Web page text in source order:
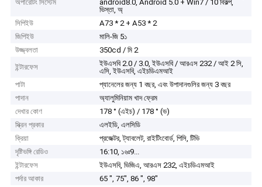
অপারেটিং সিস্টেম
android8.0, Android 5.0 + Win7 / 10 বিকল্প,
ভিস্তা, অ্
সিপিইউ
A73 * 2 + A53 * 2
জিপিইউ
মালি-জি 5১
উজ্জ্বলতা
350cd / মি 2
ইন্টারফেস
ইউএসবি 2.0 / 3.0, ইউএসবি / আরএস 232 / আই 2 সি,
এসি, ইউএসবি, এইচডিএমআই
পাটা
প্যানেলের জন্য 1 বছর, এবং উপাদানগুলির জন্য 3 বছর
পাদান
অ্যালুমিনিয়াম খাদ ফ্রেম
দেখার কোণ
178 ° (এইচ) / 178 ° (ভ)
স্ক্রিন প্রকার
এলইডি, এলসিডি
ক্রিয়া
প্রজেক্টর, ট্যাবলেট, রাইটিংবোর্ড, পিসি, টিভি
দৃষ্টিভঙ্গি রেডিও
16:10, ১৬ঃ9...
ইন্টারফেস
ইউএসবি, ভিজিএ, আরএস 232, এইচডিএমআই
পর্দার আকার
65 ", 75", 86 ", 98"